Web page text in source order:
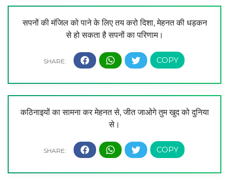
सपनों की मंजिल को पाने के लिए तय करो दिशा, मेहनत की धड़कन
से हो सकता है सपनों का परिणाम।
कठिनाइयों का सामना कर मेहनत से, जीत जाओगे तुम खुद को दुनिया
से।